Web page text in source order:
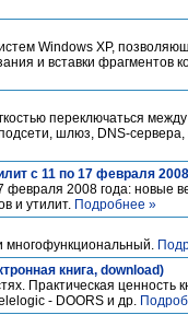
Windows XP,
и вставки фрагментов
переключаться
шлюз, DNS-
с 11 по 17 февраля
2008 года: новые
и утилит. Подробнее »
многофункциональный.
книга, download)
Практическая ценность
- DOORS и др.